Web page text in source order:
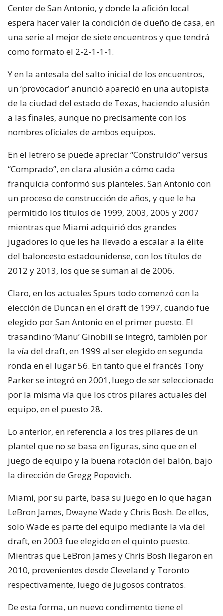
Center de San Antonio, y donde la afición local
espera hacer valer la condición de dueño de casa, en
una serie al mejor de siete encuentros y que tendrá
como formato el 2-2-1-1-1.
Y en la antesala del salto inicial de los encuentros,
un ‘provocador’ anunció apareció en una autopista
de la ciudad del estado de Texas, haciendo alusión
a las finales, aunque no precisamente con los
nombres oficiales de ambos equipos.
En el letrero se puede apreciar “Construido” versus
“Comprado”, en clara alusión a cómo cada
franquicia conformó sus planteles. San Antonio con
un proceso de construcción de años, y que le ha
permitido los títulos de 1999, 2003, 2005 y 2007
mientras que Miami adquirió dos grandes
jugadores lo que les ha llevado a escalar a la élite
del baloncesto estadounidense, con los títulos de
2012 y 2013, los que se suman al de 2006.
Claro, en los actuales Spurs todo comenzó con la
elección de Duncan en el draft de 1997, cuando fue
elegido por San Antonio en el primer puesto. El
trasandino ‘Manu’ Ginobili se integró, también por
la vía del draft, en 1999 al ser elegido en segunda
ronda en el lugar 56. En tanto que el francés Tony
Parker se integró en 2001, luego de ser seleccionado
por la misma vía que los otros pilares actuales del
equipo, en el puesto 28.
Lo anterior, en referencia a los tres pilares de un
plantel que no se basa en figuras, sino que en el
juego de equipo y la buena rotación del balón, bajo
la dirección de Gregg Popovich.
Miami, por su parte, basa su juego en lo que hagan
LeBron James, Dwayne Wade y Chris Bosh. De ellos,
solo Wade es parte del equipo mediante la vía del
draft, en 2003 fue elegido en el quinto puesto.
Mientras que LeBron James y Chris Bosh llegaron en
2010, provenientes desde Cleveland y Toronto
respectivamente, luego de jugosos contratos.
De esta forma, un nuevo condimento tiene el